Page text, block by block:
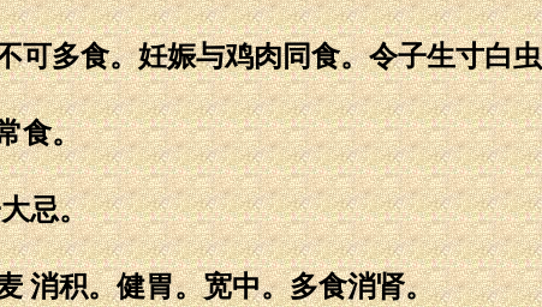
可多食。妊娠与鸡肉同食。令子生寸白
食。
忌。
消积。健胃。宽中。多食消肾。